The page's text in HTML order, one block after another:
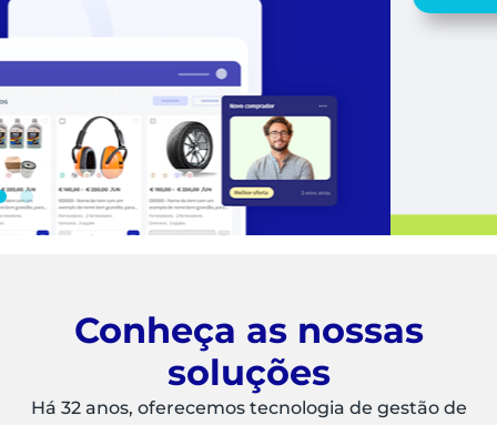
Conheça as nossas
soluções
Há 32 anos, oferecemos tecnologia de gestão de